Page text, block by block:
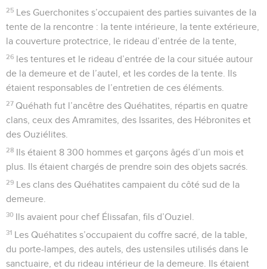
25 Les Guerchonites s’occupaient des parties suivantes de la
tente de la rencontre : la tente intérieure, la tente extérieure,
la couverture protectrice, le rideau d’entrée de la tente,
26 les tentures et le rideau d’entrée de la cour située autour
de la demeure et de l’autel, et les cordes de la tente. Ils
étaient responsables de l’entretien de ces éléments.
27 Quéhath fut l’ancêtre des Quéhatites, répartis en quatre
clans, ceux des Amramites, des Issarites, des Hébronites et
des Ouziélites.
28 Ils étaient 8 300 hommes et garçons âgés d’un mois et
plus. Ils étaient chargés de prendre soin des objets sacrés.
29 Les clans des Quéhatites campaient du côté sud de la
demeure.
30 Ils avaient pour chef Élissafan, fils d’Ouziel.
31 Les Quéhatites s’occupaient du coffre sacré, de la table,
du porte-lampes, des autels, des ustensiles utilisés dans le
sanctuaire, et du rideau intérieur de la demeure. Ils étaient